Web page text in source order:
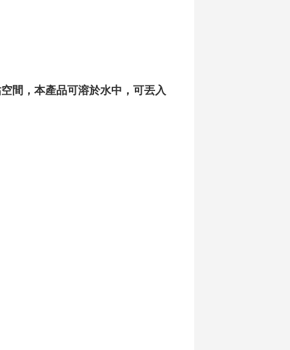
間，本產品可溶於水中，可丟入